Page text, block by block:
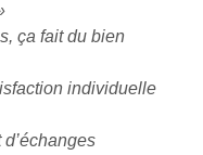
ça fait du bien
individuelle